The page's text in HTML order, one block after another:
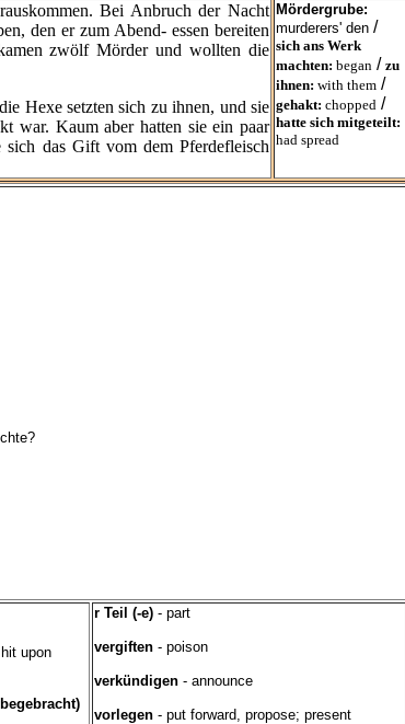
Bei Anbruch der Nacht
den er zum Abend- essen bereiten
zwölf Mörder und wollten die
Hexe setzten sich zu ihnen, und sie
war. Kaum aber hatten sie ein paar
sich das Gift vom dem Pferdefleisch
Mördergrube:
murderers' den /
sich ans Werk
machten: began / zu
ihnen: with them /
gehakt: chopped /
hatte sich mitgeteilt:
had spread
upon
r Teil (-e) - part
vergiften - poison
verkündigen - announce
vorlegen - put forward, propose; present